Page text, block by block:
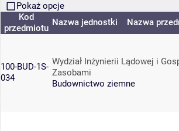
Pokaż opcje
Kod
przedmiotu
Nazwa jednostki Nazwa
100-BUD-1S-
034
Wydział Inżynierii Lądowej i
Zasobami
Budownictwo ziemne